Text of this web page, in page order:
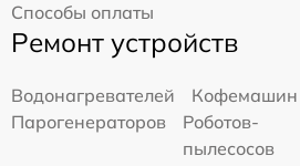
Способы оплаты
Ремонт устройств
Водонагревателей
Кофемашин
Парогенераторов
Роботов-
пылесосов